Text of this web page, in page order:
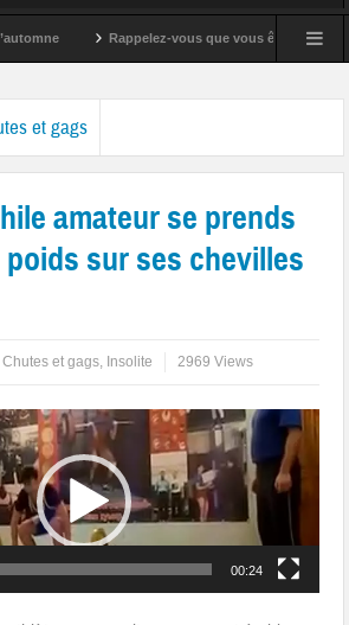
Rappelez-vous que vous êtes super !
et gags
amateur se prends
sur ses chevilles
Chutes et gags, Insolite 2969 Views
00:24